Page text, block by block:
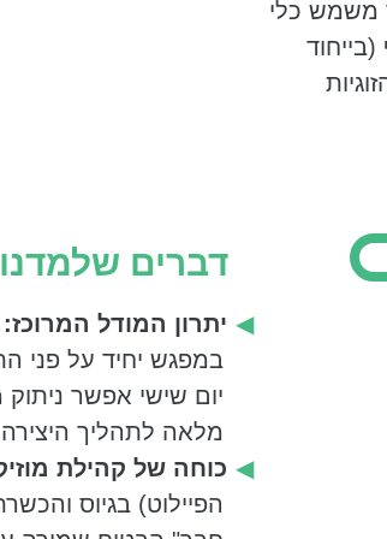
קהילה מקצועית
ומחזיקה את
להט"ב
והחברה
משמש כלי
דברים
יתרון המודל המרוכז:
במפגש יחיד על פני
יום שישי אפשר
מלאה לתהליך
כוחה של קהילת
הפיילוט) בגיוס